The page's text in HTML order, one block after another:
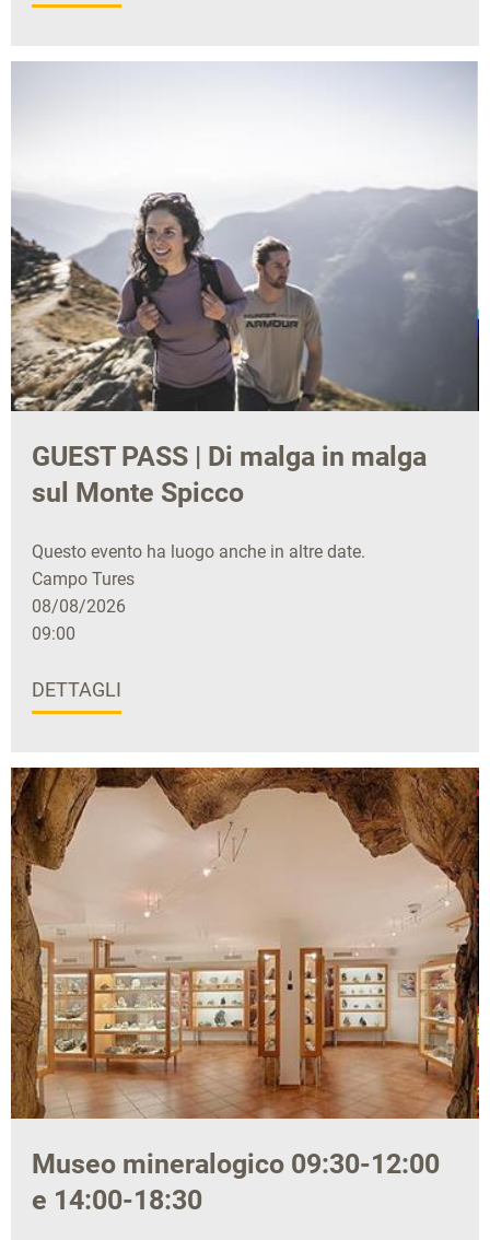
GUEST PASS | Di malga in malga
sul Monte Spicco
Questo evento ha luogo anche in altre date.
Campo Tures
08/08/2026
09:00
DETTAGLI
Museo mineralogico 09:30-12:00
e 14:00-18:30